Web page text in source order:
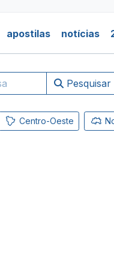
apostilas notícias
Pesquisar
Centro-Oeste